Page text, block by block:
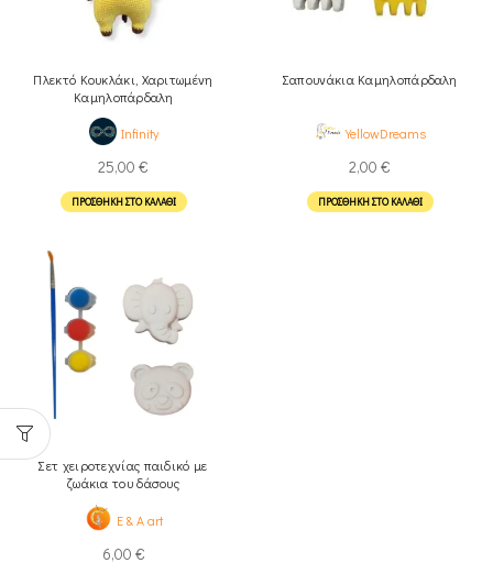
Πλεκτό Κουκλάκι, Χαριτωμένη
Καμηλοπάρδαλη
Infinity
25,00 €
ΠΡΟΣΘΉΚΗ ΣΤΟ ΚΑΛΆΘΙ
Σαπουνάκια Καμηλοπάρδαλη
YellowDreams
2,00 €
ΠΡΟΣΘΉΚΗ ΣΤΟ ΚΑΛΆΘΙ
Σετ χειροτεχνίας παιδικό με
ζωάκια του δάσους
E & A art
6,00 €